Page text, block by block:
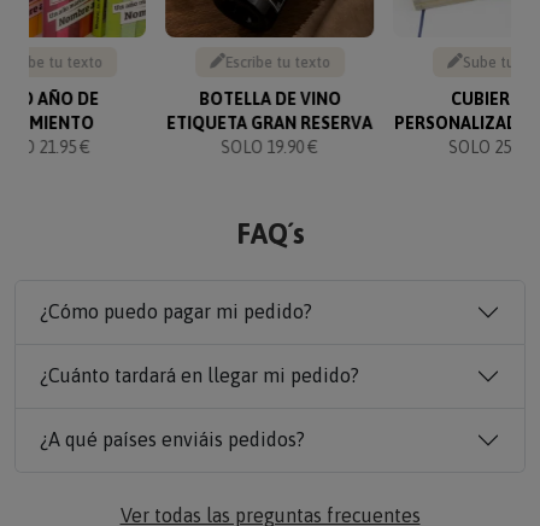
tu texto
AÑO DE
21.95 €
Escribe tu texto
BOTELLA DE VINO
ETIQUETA GRAN RESERVA
SOLO 19.90 €
Sube tu
SOLO 25.90
FAQ´s
¿Cómo puedo pagar mi pedido?
¿Cuánto tardará en llegar mi pedido?
¿A qué países enviáis pedidos?
Ver todas las preguntas frecuentes